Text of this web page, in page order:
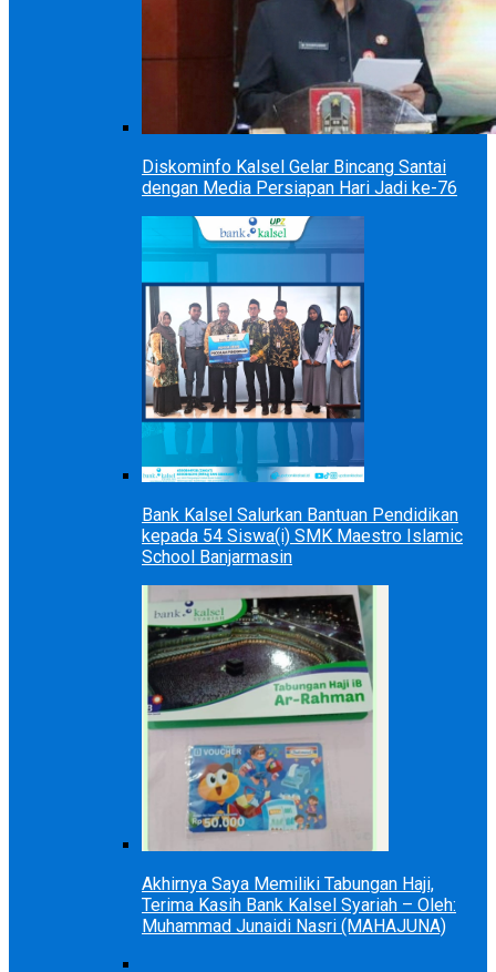
Diskominfo Kalsel Gelar Bincang Santai
dengan Media Persiapan Hari Jadi ke-76
Bank Kalsel Salurkan Bantuan Pendidikan
kepada 54 Siswa(i) SMK Maestro Islamic
School Banjarmasin
Akhirnya Saya Memiliki Tabungan Haji,
Terima Kasih Bank Kalsel Syariah – Oleh:
Muhammad Junaidi Nasri (MAHAJUNA)